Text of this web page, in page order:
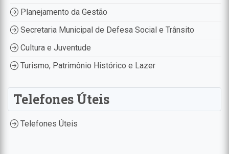
Planejamento da Gestão
Secretaria Municipal de Defesa Social e Trânsito
Cultura e Juventude
Turismo, Patrimônio Histórico e Lazer
Telefones Úteis
Telefones Úteis